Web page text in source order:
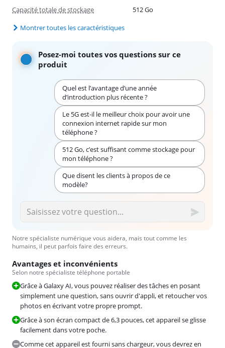
Capacité totale de stockage
512 Go
Montrer toutes les caractéristiques
Posez-moi toutes vos questions sur ce
produit
Quel est l’avantage d’une année
d’introduction plus récente ?
Le 5G est-il le meilleur choix pour avoir une
connexion internet rapide sur mon
téléphone ?
512 Go, c’est suffisant comme stockage pour
mon téléphone ?
Que disent les clients à propos de ce
modèle?
Notre spécialiste numérique vous aidera, mais tout comme les
humains, il peut parfois faire des erreurs.
Avantages et inconvénients
Selon notre spécialiste téléphone portable
Grâce à Galaxy AI, vous pouvez réaliser des tâches en posant
simplement une question, sans ouvrir d'appli, et retoucher vos
photos en écrivant votre propre prompt.
Grâce à son écran compact de 6,3 pouces, cet appareil se glisse
facilement dans votre poche.
Comme cet appareil est fourni sans chargeur, vous devrez en